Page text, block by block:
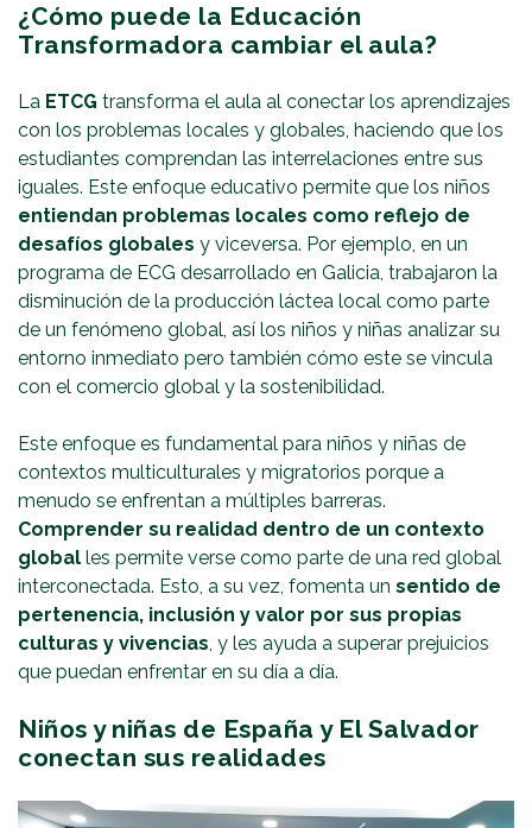
¿Cómo puede la Educación
Transformadora cambiar el aula?
La ETCG transforma el aula al conectar los aprendizajes
con los problemas locales y globales, haciendo que los
estudiantes comprendan las interrelaciones entre sus
iguales. Este enfoque educativo permite que los niños
entiendan problemas locales como reflejo de
desafíos globales y viceversa. Por ejemplo, en un
programa de ECG desarrollado en Galicia, trabajaron la
disminución de la producción láctea local como parte
de un fenómeno global, así los niños y niñas analizar su
entorno inmediato pero también cómo este se vincula
con el comercio global y la sostenibilidad.
Este enfoque es fundamental para niños y niñas de
contextos multiculturales y migratorios porque a
menudo se enfrentan a múltiples barreras.
Comprender su realidad dentro de un contexto
global les permite verse como parte de una red global
interconectada. Esto, a su vez, fomenta un sentido de
pertenencia, inclusión y valor por sus propias
culturas y vivencias, y les ayuda a superar prejuicios
que puedan enfrentar en su día a día.
Niños y niñas de España y El Salvador
conectan sus realidades